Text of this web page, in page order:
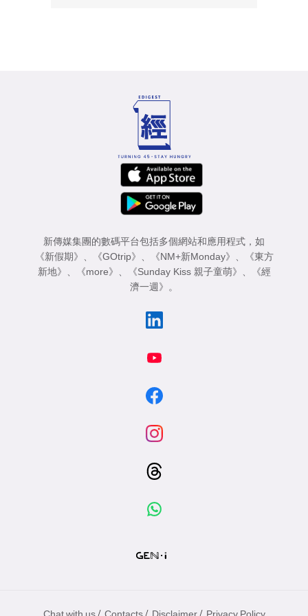
新傳媒集團的數碼平台包括多個網站和應用程式，如
《新假期》
《GOtrip》 《NM+新Monday》
《東方
新地》
《more》 《Sunday Kiss 親子童萌》
《經
濟一週》
。
/ / /